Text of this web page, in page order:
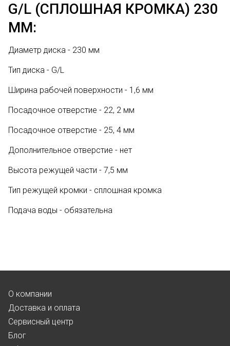
G/L (СПЛОШНАЯ КРОМКА) 230
ММ:
Диаметр диска - 230 мм
Тип диска - G/L
Ширина рабочей поверхности - 1,6 мм
Посадочное отверстие - 22, 2 мм
Посадочное отверстие - 25, 4 мм
Дополнительное отверстие - нет
Высота режущей части - 7,5 мм
Тип режущей кромки - сплошная кромка
Подача воды - обязательна
О компании
Доставка и оплата
Сервисный центр
Блог